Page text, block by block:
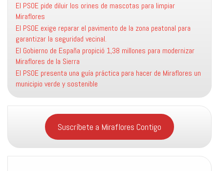
El PSOE pide diluir los orines de mascotas para limpiar
Miraflores
El PSOE exige reparar el pavimento de la zona peatonal para
garantizar la seguridad vecinal.
El Gobierno de España propició 1,38 millones para modernizar
Miraflores de la Sierra
El PSOE presenta una guía práctica para hacer de Miraflores un
municipio verde y sostenible
Suscríbete a Miraflores Contigo